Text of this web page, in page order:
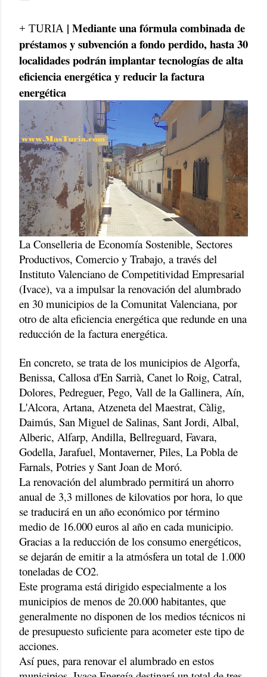
+ TURIA | Mediante una fórmula combinada de
préstamos y subvención a fondo perdido, hasta 30
localidades podrán implantar tecnologías de alta
eficiencia energética y reducir la factura
energética
La Conselleria de Economía Sostenible, Sectores
Productivos, Comercio y Trabajo, a través del
Instituto Valenciano de Competitividad Empresarial
(Ivace), va a impulsar la renovación del alumbrado
en 30 municipios de la Comunitat Valenciana, por
otro de alta eficiencia energética que redunde en una
reducción de la factura energética.
En concreto, se trata de los municipios de Algorfa,
Benissa, Callosa d'En Sarrià, Canet lo Roig, Catral,
Dolores, Pedreguer, Pego, Vall de la Gallinera, Aín,
L'Alcora, Artana, Atzeneta del Maestrat, Càlig,
Daimús, San Miguel de Salinas, Sant Jordi, Albal,
Alberic, Alfarp, Andilla, Bellreguard, Favara,
Godella, Jarafuel, Montaverner, Piles, La Pobla de
Farnals, Potries y Sant Joan de Moró.
La renovación del alumbrado permitirá un ahorro
anual de 3,3 millones de kilovatios por hora, lo que
se traducirá en un año económico por término
medio de 16.000 euros al año en cada municipio.
Gracias a la reducción de los consumo energéticos,
se dejarán de emitir a la atmósfera un total de 1.000
toneladas de CO2.
Este programa está dirigido especialmente a los
municipios de menos de 20.000 habitantes, que
generalmente no disponen de los medios técnicos ni
de presupuesto suficiente para acometer este tipo de
acciones.
Así pues, para renovar el alumbrado en estos